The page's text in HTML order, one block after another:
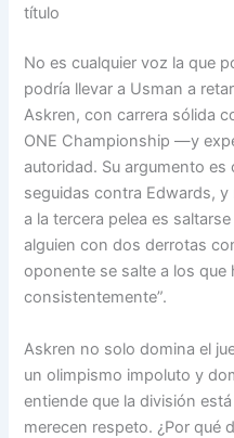
título
No es cualquier voz la que
podría llevar a Usman a
Askren, con carrera sólida
ONE Championship —y
autoridad. Su argumento
seguidas contra Edwards,
a la tercera pelea es
alguien con dos derrotas
oponente se salte a los
consistentemente”.
Askren no solo domina el
un olimpismo impoluto y
entiende que la división
merecen respeto. ¿Por qué